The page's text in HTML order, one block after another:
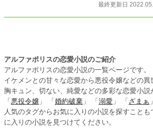
最終更新日
アルファポリスの恋愛小説のご紹介
アルファポリスの恋愛小説の一覧ページです。
イケメンとの甘々な恋愛から悪役令嬢などの異
胸キュン、切ない、純愛などの多彩な恋愛小説
「 悪役令嬢 」 「 婚約破棄 」 「 溺愛 」 「 ざまぁ
人気のタグからお気に入りの小説を探すこと
に入りの小説を見つけてください。